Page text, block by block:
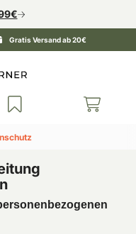
Gratis Versand ab 20€